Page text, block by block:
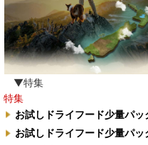
▼特集
特集
お試しドライフード少量パッ
お試しドライフード少量パッ